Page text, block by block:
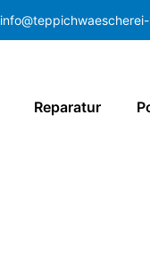
Reparatur